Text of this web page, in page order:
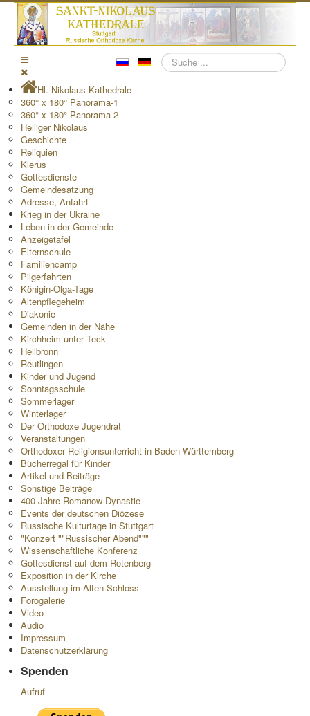
Suchen
Hl.-Nikolaus-Kathedrale
360° x 180° Panorama-1
360° x 180° Panorama-2
Heiliger Nikolaus
Geschichte
Reliquien
Klerus
Gottesdienste
Gemeindesatzung
Adresse, Anfahrt
Krieg in der Ukraine
Leben in der Gemeinde
Anzeigetafel
Elternschule
Familiencamp
Pilgerfahrten
Königin-Olga-Tage
Altenpflegeheim
Diakonie
Gemeinden in der Nähe
Kirchheim unter Teck
Heilbronn
Reutlingen
Kinder und Jugend
Sonntagsschule
Sommerlager
Winterlager
Der Orthodoxe Jugendrat
Veranstaltungen
Orthodoxer Religionsunterricht in Baden-Württemberg
Bücherregal für Kinder
Artikel und Beiträge
Sonstige Beiträge
400 Jahre Romanow Dynastie
Events der deutschen Diözese
Russische Kulturtage in Stuttgart
"Konzert ""Russischer Abend"""
Wissenschaftliche Konferenz
Gottesdienst auf dem Rotenberg
Exposition in der Kirche
Ausstellung im Alten Schloss
Forogalerie
Video
Audio
Impressum
Datenschutzerklärung
Spenden
Aufruf